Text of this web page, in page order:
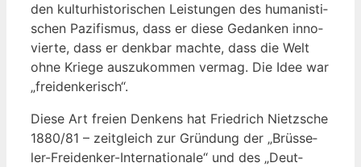
den kul­tur­his­to­ri­schen Leis­tun­gen des huma­nis­ti­
schen Pazi­fis­mus, dass er die­se Gedan­ken inno­
vier­te, dass er denk­bar mach­te, dass die Welt
ohne Krie­ge aus­zu­kom­men ver­mag. Die Idee war
„frei­den­ke­risch“.
Die­se Art frei­en Den­kens hat Fried­rich Nietz­sche
1880/81 – zeit­gleich zur Grün­dung der „Brüs­se­
ler-Frei­den­ker-Inter­na­tio­na­le“ und des „Deut­